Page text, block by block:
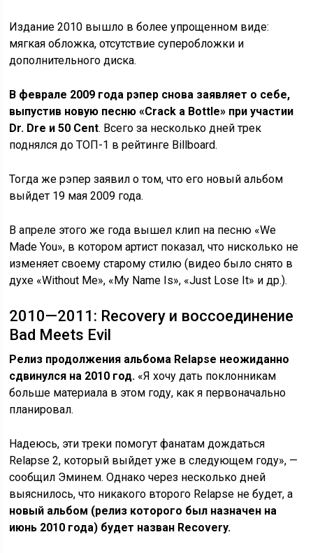
Издание 2010 вышло в более упрощенном виде:
мягкая обложка, отсутствие суперобложки и
дополнительного диска.
В феврале 2009 года рэпер снова заявляет о себе,
выпустив новую песню «Crack a Bottle» при участии
Dr. Dre и 50 Cent. Всего за несколько дней трек
поднялся до ТОП-1 в рейтинге Billboard.
Тогда же рэпер заявил о том, что его новый альбом
выйдет 19 мая 2009 года.
В апреле этого же года вышел клип на песню «We
Made You», в котором артист показал, что нисколько не
изменяет своему старому стилю (видео было снято в
духе «Without Me», «My Name Is», «Just Lose It» и др.).
2010—2011: Recovery и воссоединение
Bad Meets Evil
Релиз продолжения альбома Relapse неожиданно
сдвинулся на 2010 год. «Я хочу дать поклонникам
больше материала в этом году, как я первоначально
планировал.
Надеюсь, эти треки помогут фанатам дождаться
Relapse 2, который выйдет уже в следующем году», —
сообщил Эминем. Однако через несколько дней
выяснилось, что никакого второго Relapse не будет, а
новый альбом (релиз которого был назначен на
июнь 2010 года) будет назван Recovery.